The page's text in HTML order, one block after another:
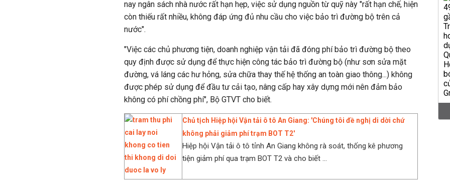
nay ngân sách nhà nước rất hạn hẹp, việc sử dụng nguồn từ quỹ này "rất hạn chế, hiện
còn thiếu rất nhiều, không đáp ứng đủ nhu cầu cho việc bảo trì đường bộ trên cả
nước".
"Việc các chủ phương tiện, doanh nghiệp vận tải đã đóng phí bảo trì đường bộ theo
quy định được sử dụng để thực hiện công tác bảo trì đường bộ (như sơn sửa mặt
đường, vá láng các hư hỏng, sửa chữa thay thế hệ thống an toàn giao thông...) không
được phép sử dụng để đầu tư cải tạo, nâng cấp hay xây dựng mới nên đảm bảo
không có phí chồng phí", Bộ GTVT cho biết.
Chủ tịch Hiệp hội Vận tải ô tô An Giang: 'Chúng tôi đề nghị di dời chứ
không phải giảm phí trạm BOT T2'
Hiệp hội Vận tải ô tô tỉnh An Giang không rà soát, thống kê phương
tiện giảm phí qua trạm BOT T2 và cho biết ...